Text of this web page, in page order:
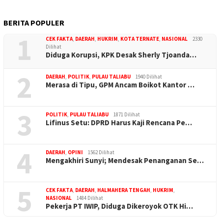
BERITA POPULER
1 CEK FAKTA, DAERAH, HUKRIM, KOTA TERNATE, NASIONAL
2330
Dilihat
Diduga Korupsi, KPK Desak Sherly Tjoanda…
2 DAERAH, POLITIK, PULAU TALIABU 1940 Dilihat
Merasa di Tipu, GPM Ancam Boikot Kantor …
3 POLITIK, PULAU TALIABU 1871 Dilihat
Lifinus Setu: DPRD Harus Kaji Rencana Pe…
4 DAERAH, OPINI 1562 Dilihat
Mengakhiri Sunyi; Mendesak Penanganan Se…
5 CEK FAKTA, DAERAH, HALMAHERA TENGAH, HUKRIM,
NASIONAL
1484 Dilihat
Pekerja PT IWIP, Diduga Dikeroyok OTK Hi…